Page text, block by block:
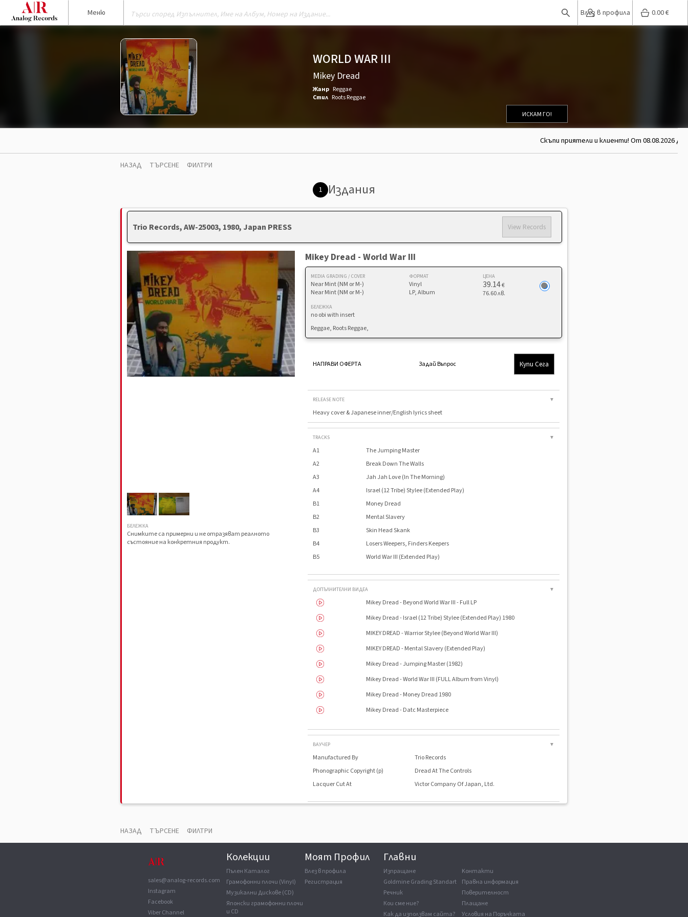
Меню Влез в профила 0.00€
WORLD WAR III
Mikey Dread
Жанр Reggae
Стил Roots Reggae
ИСКАМ ГО!
Скъпи приятели и клиенти! От 08.08.2026 до
НАЗАД ТЪРСЕНЕ ФИЛТРИ
1 Издания
Trio Records, AW-25003, 1980, Japan PRESS View Records
БЕЛЕЖКА
Снимките са примерни и не отразяват реалното
състояние на конкретния продукт.
Mikey Dread - World War III
MEDIA GRADING / COVER
Near Mint (NM or M-)
Near Mint (NM or M-)
ФОРМАТ
Vinyl
LP, Album
ЦЕНА
39.14€
76.60 лв.
БЕЛЕЖКА
no obi with insert
Reggae, Roots Reggae,
НАПРАВИ ОФЕРТА Задай Въпрос Купи Сега
RELEASE NOTE ▼
Heavy cover & Japanese inner/English lyrics sheet
TRACKS ▼
A1
The Jumping Master
A2
Break Down The Walls
A3
Jah Jah Love (In The Morning)
A4
Israel (12 Tribe) Stylee (Extended Play)
B1
Money Dread
B2
Mental Slavery
B3
Skin Head Skank
B4
Losers Weepers, Finders Keepers
B5
World War III (Extended Play)
ДОПЪЛНИТЕЛНИ ВИДЕА ▼
Mikey Dread - Beyond World War III - Full LP
Mikey Dread - Israel (12 Tribe) Stylee (Extended Play) 1980
MIKEY DREAD - Warrior Stylee (Beyond World War III)
MIKEY DREAD - Mental Slavery (Extended Play)
Mikey Dread - Jumping Master (1982)
Mikey Dread - World War III (FULL Album from Vinyl)
Mikey Dread - Money Dread 1980
Mikey Dread - Datc Masterpiece
ВАУЧЕР ▼
Manufactured By
Trio Records
Phonographic Copyright (p)
Dread At The Controls
Lacquer Cut At
Victor Company Of Japan, Ltd.
НАЗАД ТЪРСЕНЕ ФИЛТРИ
sales@analog-records.com
Instagram
Facebook
Viber Channel
Колекции
Пълен Каталог
Грамофонни плочи (Vinyl)
Музикални Дискове (CD)
Японски грамофонни плочи
и CD
Моят Профил
Влез в профила
Регистрация
Главни
Изпращане
Goldmine Grading Standart
Речник
Кои сме ние?
Как да използвам сайта?
Kонтакти
Правна информация
Поверителност
Плащане
Условия на Поръчката